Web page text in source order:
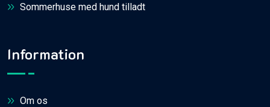
Sommerhuse med hund tilladt
Information
Om os